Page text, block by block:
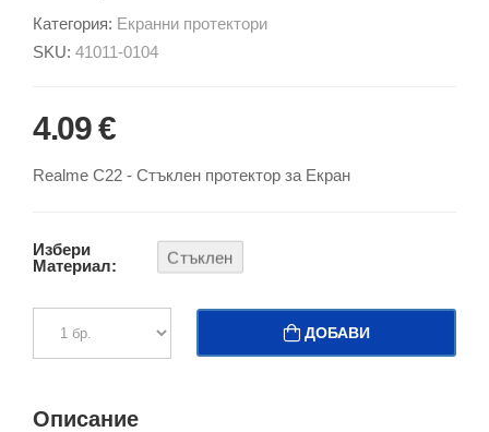
Категория: Екранни протектори
SKU: 41011-0104
4.09 €
Realme C22 - Стъклен протектор за Екран
Избери
Материал:
Стъклен
ДОБАВИ
Описание